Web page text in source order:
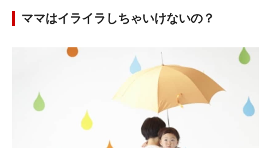
ママはイライラしちゃいけないの？